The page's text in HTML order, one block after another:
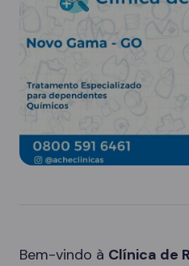
Bem-vindo à Clínica de